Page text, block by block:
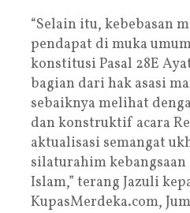
“Selain itu, kebebasan
pendapat di muka
konstitusi Pasal 28E
bagian dari hak asasi
sebaiknya melihat
dan konstruktif acara
aktualisasi semangat
silaturahim
Islam,” terang Jazuli
KupasMerdeka.com,